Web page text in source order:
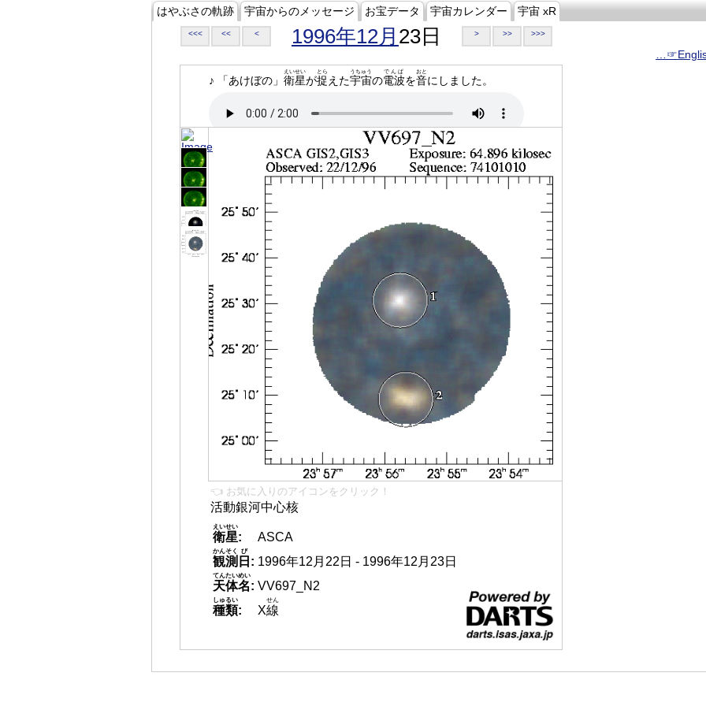
はやぶさの軌跡 宇宙からのメッセージ お宝データ 宇宙カレンダー 宇宙 xR
<<< << < 1996年12月 23日 > >> >>>
♪ 「あけぼの」 衛星
えいせい
が捉
とら
えた宇宙
うちゅう
の電波
でんぱ
を音
おと
にしました。
👈 お気に入りのアイコンをクリック！
活動銀河中心核
衛星
えいせい
:
ASCA
観測
かんそく
日
び
: 1996年12月22日 - 1996年12月23日
天体名
てんたいめい
: VV697_N2
種類
しゅるい
: X線
せん